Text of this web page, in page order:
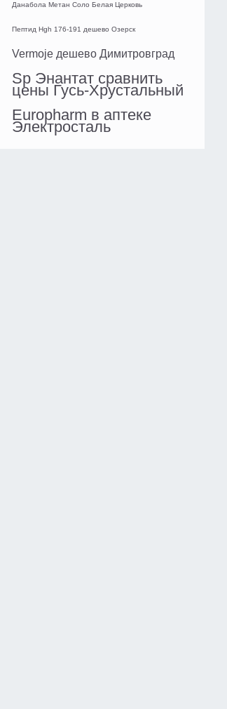
Данабола Метан Соло Белая Церковь
Пептид Hgh 176-191 дешево Озерск
Vermoje дешево Димитровград
Sp Энантат сравнить
цены Гусь-Хрустальный
Europharm в аптеке
Электросталь